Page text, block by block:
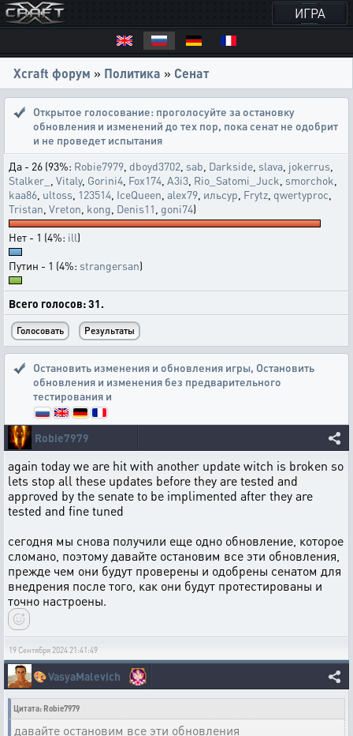
ИГРА
Xcraft форум » Политика » Сенат
Открытое голосование: проголосуйте за остановку
обновления и изменений до тех пор, пока сенат не одобрит
и не проведет испытания
Да - 26 (93%: Robie7979 dboyd3702 sab Darkside slava jokerrus
Stalker_
Vitaly, Gorini4 Fox174 A3i3 Rio_Satomi_Juck smorchok
kaa86 ultoss 123514 IceQueen alex79 ильсур Frytz qwertyproc
Tristan Vreton kong Denis11 goni74)
Нет - 1 (4%: ill)
Путин - 1 (4%: strangersan)
Всего голосов: 31.
Остановить изменения и обновления игры, Остановить
обновления и изменения без предварительного
тестирования и
Robie7979
again today we are hit with another update witch is broken so
lets stop all these updates before they are tested and
approved by the senate to be implimented after they are
tested and fine tuned
сегодня мы снова получили еще одно обновление, которое
сломано, поэтому давайте остановим все эти обновления,
прежде чем они будут проверены и одобрены сенатом для
внедрения после того, как они будут протестированы и
точно настроены.
19 Сентября 2024 21:41:49
🎨VasyaMalevich
Цитата: Robie7979
давайте остановим все эти обновления